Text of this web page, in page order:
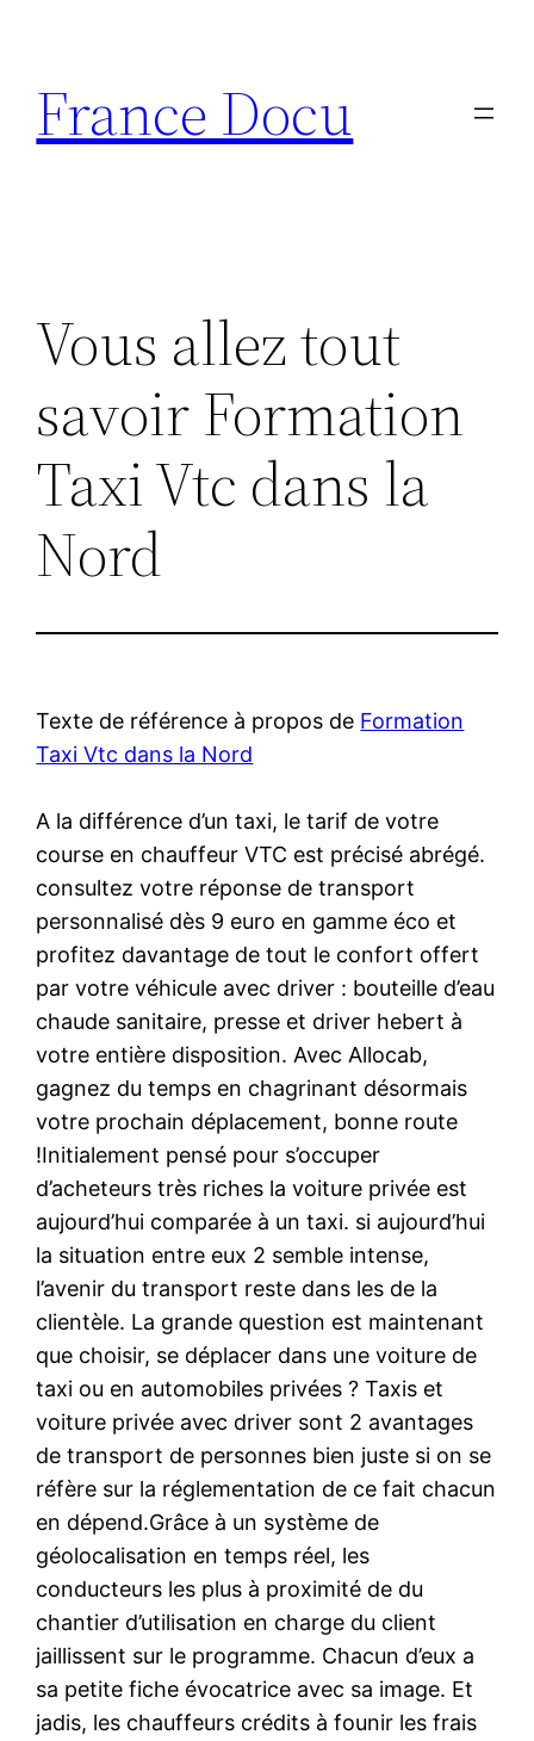
contenu
France Docu
Vous allez tout
savoir Formation
Taxi Vtc dans la
Nord
Texte de référence à propos de Formation
Taxi Vtc dans la Nord
A la différence d’un taxi, le tarif de votre
course en chauffeur VTC est précisé abrégé.
consultez votre réponse de transport
personnalisé dès 9 euro en gamme éco et
profitez davantage de tout le confort offert
par votre véhicule avec driver : bouteille d’eau
chaude sanitaire, presse et driver hebert à
votre entière disposition. Avec Allocab,
gagnez du temps en chagrinant désormais
votre prochain déplacement, bonne route
!Initialement pensé pour s’occuper
d’acheteurs très riches la voiture privée est
aujourd’hui comparée à un taxi. si aujourd’hui
la situation entre eux 2 semble intense,
l’avenir du transport reste dans les de la
clientèle. La grande question est maintenant
que choisir, se déplacer dans une voiture de
taxi ou en automobiles privées ? Taxis et
voiture privée avec driver sont 2 avantages
de transport de personnes bien juste si on se
réfère sur la réglementation de ce fait chacun
en dépend.Grâce à un système de
géolocalisation en temps réel, les
conducteurs les plus à proximité de du
chantier d’utilisation en charge du client
jaillissent sur le programme. Chacun d’eux a
sa petite fiche évocatrice avec sa image. Et
jadis, les chauffeurs crédits à founir les frais